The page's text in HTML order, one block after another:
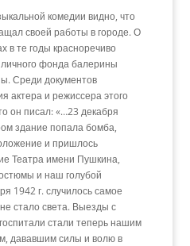
комедии видно, что
своей работы в городе. О
в те годы красноречиво
фонда балерины
Среди документов
актера и режиссера этого
он писал: «…23 декабря
здание попала бомба,
и пришлось
Театра имени Пушкина,
и наш голубой
1942 г. случилось самое
стало света. Выезды с
стали теперь нашим
дававшим силы и волю в